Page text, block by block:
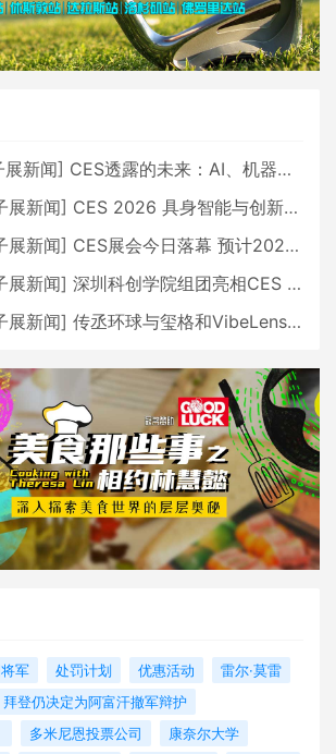
展新闻] CES透露的未来：AI、机器人与智能生活大爆发
展新闻] CES 2026 具身智能与创新领域 中国公司大放异彩
展新闻] CES展会今日落幕 预计2026行业收入将超五千亿美元
展新闻] 深圳科创学院组团亮相CES 广受好评
展新闻] 传丞环球与玺格和VibeLens共同推出全新耳机
军 处罚计划 优惠活动
雷尔·莫雷
登仍决定为阿富汗撤军辩护
多米尼恩投票公司
康奈尔大学